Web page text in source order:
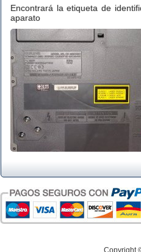
Encontrará la etiqueta de
aparato
Copyright